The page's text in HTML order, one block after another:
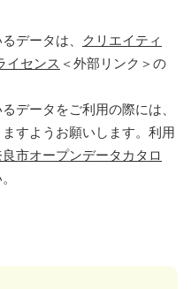
データは、
クリエイティ
イセンス ＜外部リンク＞ の
データをご利用の際には、
すようお願いします。利用
良市オープンデータカタロ